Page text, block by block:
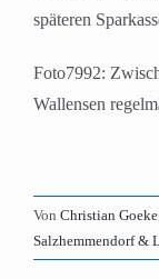
späteren
Foto7992:
Wallensen
Von Christian Goeke
Salzhemmendorf &